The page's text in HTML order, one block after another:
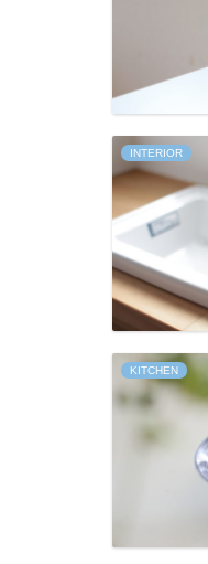
INTERIOR
KITCHEN